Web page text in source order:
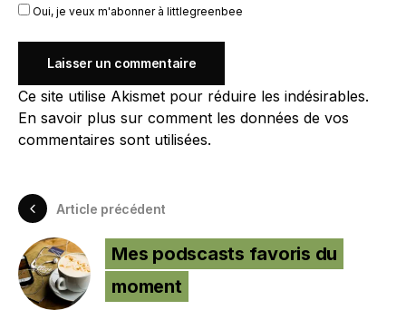
Oui, je veux m'abonner à littlegreenbee
Ce site utilise Akismet pour réduire les indésirables.
En savoir plus sur comment les données de vos
commentaires sont utilisées.
Article précédent
Mes podscasts favoris du
moment